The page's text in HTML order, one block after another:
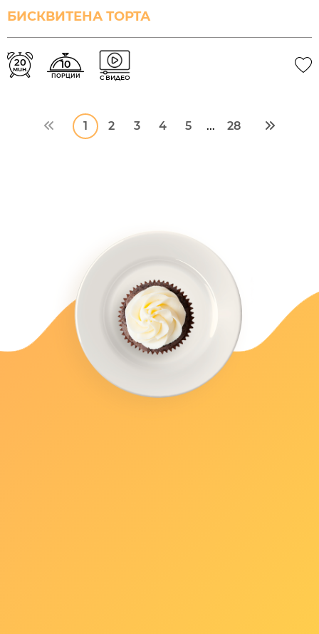
БИСКВИТЕНА ТОРТА
20
мин. 10
ПОРЦИИ С ВИДЕО
1 2 3 4 5 ... 28